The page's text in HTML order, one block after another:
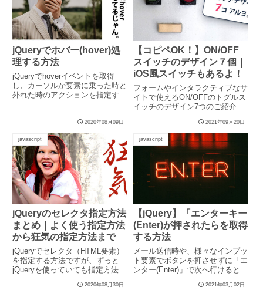
jQueryでホバー(hover)処
理する方法
jQueryでhoverイベントを取得
し、カーソルが要素に乗った時と
外れた時のアクションを指定する
2020年08月09日
【コピペOK！】ON/OFF
スイッチのデザイン７個｜
iOS風スイッチもあるよ！
フォームやインタラクティブなサ
イトで使えるON/OFFのトグルス
イッチのデザイン7つのご紹介。
2021年09月20日
javascript
jQueryのセレクタ指定方法
まとめ｜よく使う指定方法
から狂気の指定方法まで
jQueryでセレクタ（HTML要素）
を指定する方法ですが、ずっと
jQueryを使っていても指定方法が
2020年08月30日
javascript
【jQuery】「エンターキー
(Enter)が押されたらを取得
する方法
メール送信時や、様々なインプッ
ト要素でボタンを押させずに「エ
ンター(Enter)」で次へ行けるとめ
2021年03月02日